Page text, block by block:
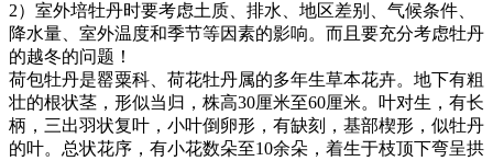
2）室外培牡丹时要考虑土质、排水、地区差别、气候条件、
降水量、室外温度和季节等因素的影响。而且要充分考虑牡丹
的越冬的问题！
荷包牡丹是罂粟科、荷花牡丹属的多年生草本花卉。地下有粗
壮的根状茎，形似当归，株高30厘米至60厘米。叶对生，有长
柄，三出羽状复叶，小叶倒卵形，有缺刻，基部楔形，似牡丹
的叶。总状花序，有小花数朵至10余朵，着生于枝顶下弯呈拱